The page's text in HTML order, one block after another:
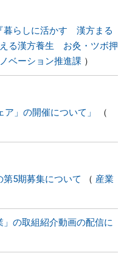
暮らしに活かす 漢方まる
る漢方養生 お灸・ツボ押
ベーション推進課
ア」の開催について」
5期募集について
産業
」の取組紹介動画の配信に